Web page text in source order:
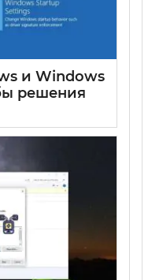
и Windows
решения